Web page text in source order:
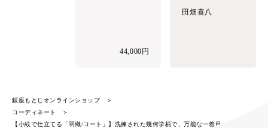
44,000円
田畑喜八
銀座もとじオンラインショップ
コーディネート
【小紋で仕立てる「羽織/コート」】洗練された幾何学柄で、万能な一着目